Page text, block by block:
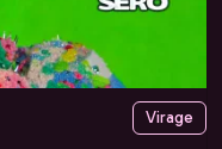
Virage